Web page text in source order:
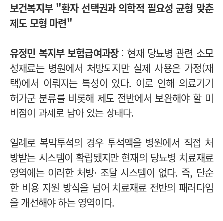
보건복지부 "환자 선택권과 의학적 필요성 균형 맞춘
제도 모형 마련"
유정민 복지부 보험급여과장: 현재 당뇨병 관련 소모
성재료는 병원에서 처방되지만 실제 사용은 가정(재
택)에서 이뤄지는 특성이 있다. 이로 인해 의료기기
허가군 분류를 비롯해 제도 전반에서 보완해야 할 미
비점이 과제로 남아 있는 상태다.
일례로 복막투석의 경우 투석액을 병원에서 직접 처
방받는 시스템이 확립됐지만 현재의 당뇨병 치료재료
영역에는 이러한 처방· 조달 시스템이 없다. 즉, 단순
한 비용 지원 방식을 넘어 치료재료 전반의 패러다임
을 개선해야 하는 영역이다.